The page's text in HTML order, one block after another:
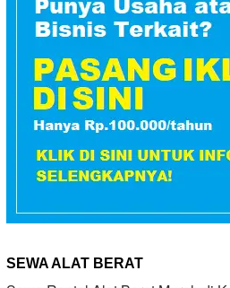
SEWA ALAT BERAT